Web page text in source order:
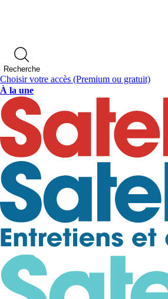
Recherche
Choisir votre accès (Premium ou gratuit)
À la une